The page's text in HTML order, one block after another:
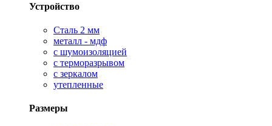
Устройство
Сталь 2 мм
металл - мдф
с шумоизоляцией
с терморазрывом
с зеркалом
утепленные
Размеры